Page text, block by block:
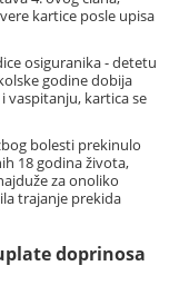
kartice posle upisa
osiguranika - detetu
godine dobija
vaspitanju, kartica se
bolesti prekinulo
18 godina života,
za onoliko
trajanje prekida
doprinosa